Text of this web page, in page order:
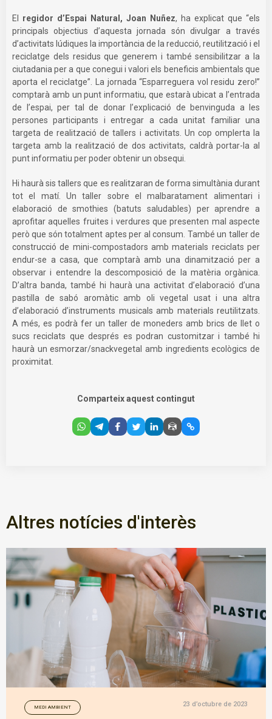
El regidor d’Espai Natural, Joan Nuñez, ha explicat que “els
principals objectius d’aquesta jornada són divulgar a través
d’activitats lúdiques la importància de la reducció, reutilització i el
reciclatge dels residus que generem i també sensibilitzar a la
ciutadania per a que conegui i valori els beneficis ambientals que
aporta el reciclatge”. La jornada “Esparreguera vol residu zero!”
comptarà amb un punt informatiu, que estarà ubicat a l’entrada
de l’espai, per tal de donar l’explicació de benvinguda a les
persones participants i entregar a cada unitat familiar una
targeta de realització de tallers i activitats. Un cop omplerta la
targeta amb la realització de dos activitats, caldrà portar-la al
punt informatiu per poder obtenir un obsequi.
Hi haurà sis tallers que es realitzaran de forma simultània durant
tot el matí. Un taller sobre el malbaratament alimentari i
elaboració de smothies (batuts saludables) per aprendre a
aprofitar aquelles fruites i verdures que presenten mal aspecte
però que són totalment aptes per al consum. També un taller de
construcció de mini-compostadors amb materials reciclats per
endur-se a casa, que comptarà amb una dinamització per a
observar i entendre la descomposició de la matèria orgànica.
D’altra banda, també hi haurà una activitat d’elaboració d’una
pastilla de sabó aromàtic amb oli vegetal usat i una altra
d’elaboració d’instruments musicals amb materials reutilitzats.
A més, es podrà fer un taller de moneders amb brics de llet o
sucs reciclats que després es podran customitzar i també hi
haurà un esmorzar/snackvegetal amb ingredients ecològics de
proximitat.
Comparteix aquest contingut
Altres notícies d'interès
MEDI AMBIENT 23 d’octubre de 2023